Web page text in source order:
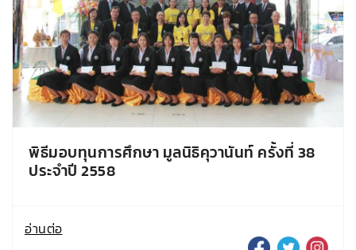
พิธีมอบทุนการศึกษา มูลนิธิคุวานันท์ ครั้งที่ 38
ประจำปี 2558
อ่านต่อ